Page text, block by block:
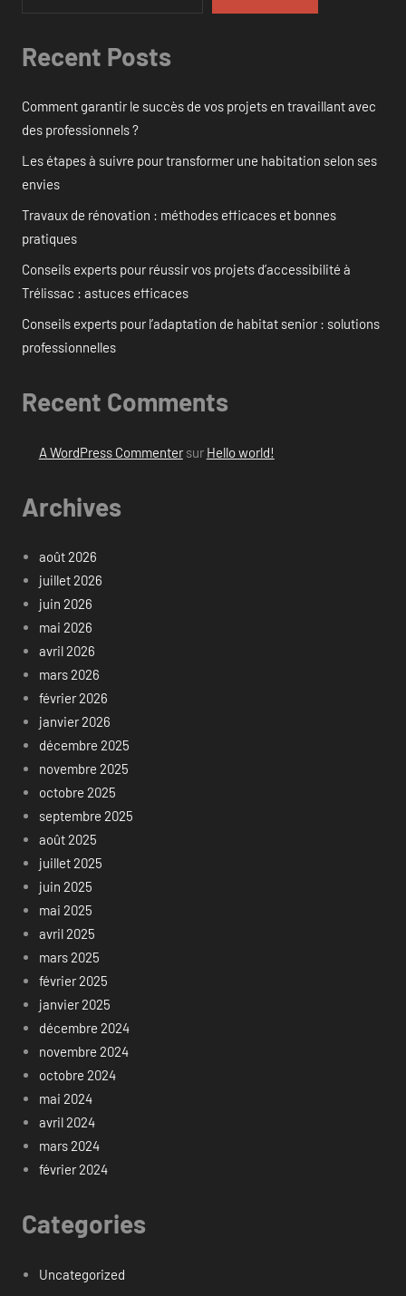
Recent Posts
Comment garantir le succès de vos projets en travaillant avec
des professionnels ?
Les étapes à suivre pour transformer une habitation selon ses
envies
Travaux de rénovation : méthodes efficaces et bonnes
pratiques
Conseils experts pour réussir vos projets d’accessibilité à
Trélissac : astuces efficaces
Conseils experts pour l’adaptation de habitat senior : solutions
professionnelles
Recent Comments
A WordPress Commentersur Hello world!
Archives
août 2026
juillet 2026
juin 2026
mai 2026
avril 2026
mars 2026
février 2026
janvier 2026
décembre 2025
novembre 2025
octobre 2025
septembre 2025
août 2025
juillet 2025
juin 2025
mai 2025
avril 2025
mars 2025
février 2025
janvier 2025
décembre 2024
novembre 2024
octobre 2024
mai 2024
avril 2024
mars 2024
février 2024
Categories
Uncategorized